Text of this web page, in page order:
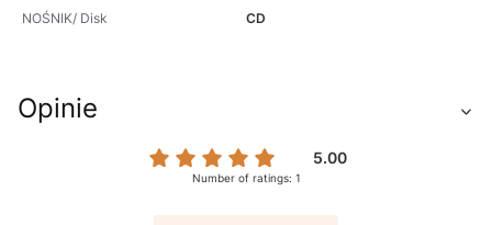
NOŚNIK/ Disk CD
Opinie
5.00
Number of ratings: 1